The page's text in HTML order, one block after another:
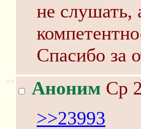
не слушать,
Спасибо за
>> Аноним Ср
>>23993